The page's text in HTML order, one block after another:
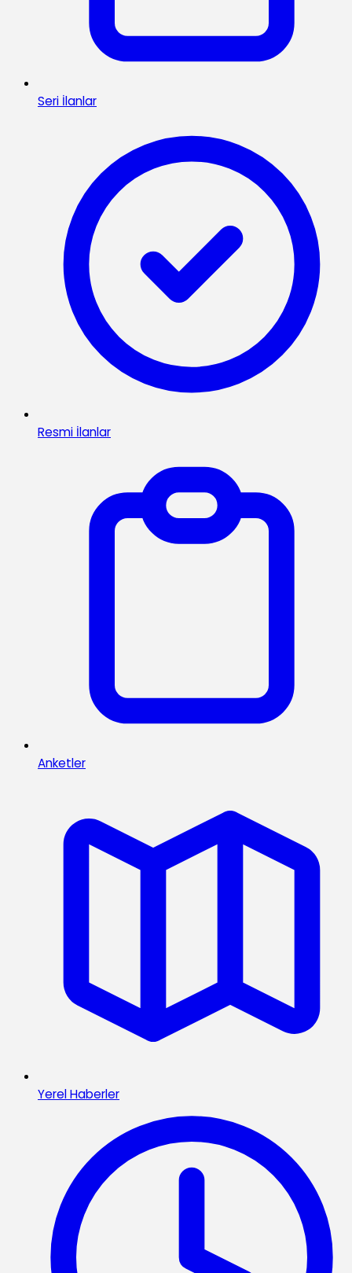
Seri İlanlar
Resmi İlanlar
Anketler
Yerel Haberler